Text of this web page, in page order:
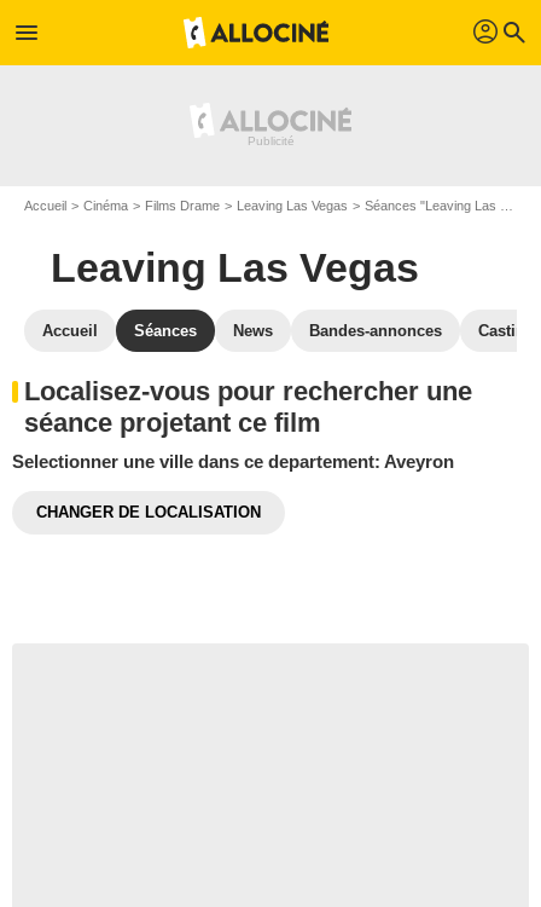
menu profil search
Accueil Cinéma Films Drame Leaving Las Vegas Séances "Leaving Las Vegas"
Leaving Las Vegas
Accueil Séances News Bandes-annonces Casting
Localisez-vous pour rechercher une
séance projetant ce film
Selectionner une ville dans ce departement: Aveyron
CHANGER DE LOCALISATION